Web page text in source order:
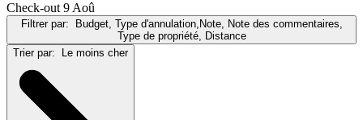
Check-out 9 Aoû
Filtrer par:
Budget, Type d'annulation,Note, Note des commentaires,
Type de propriété, Distance
Trier par:
Le moins cher